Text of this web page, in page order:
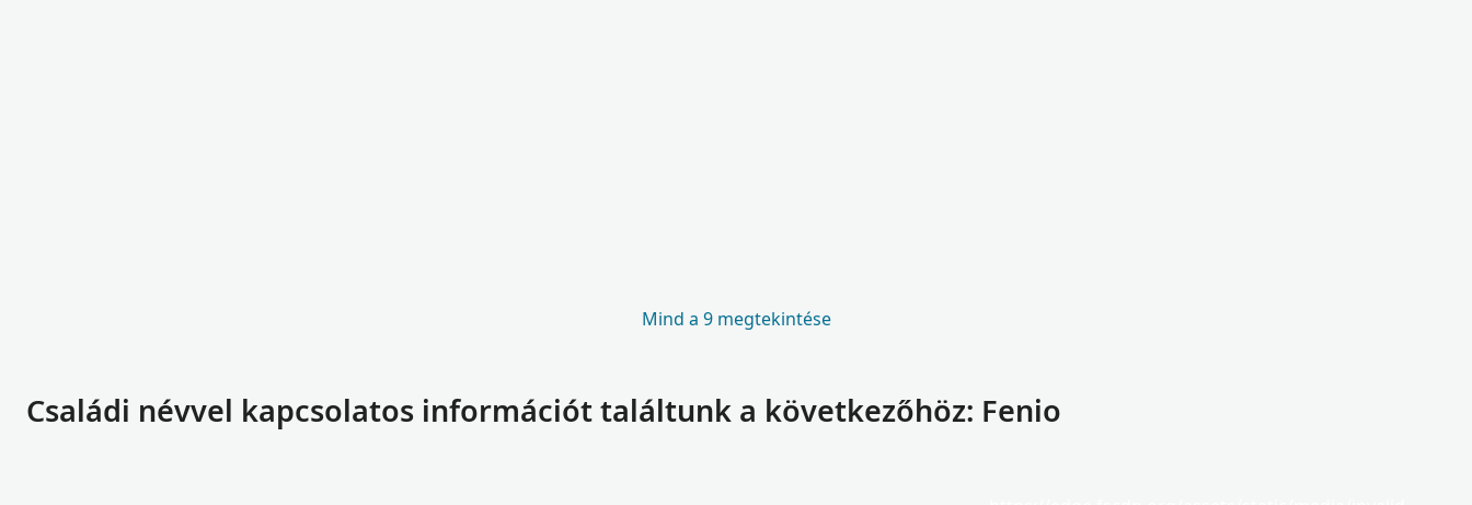
Mind a 9 megtekintése
Családi névvel kapcsolatos információt találtunk a következőhöz: Fenio